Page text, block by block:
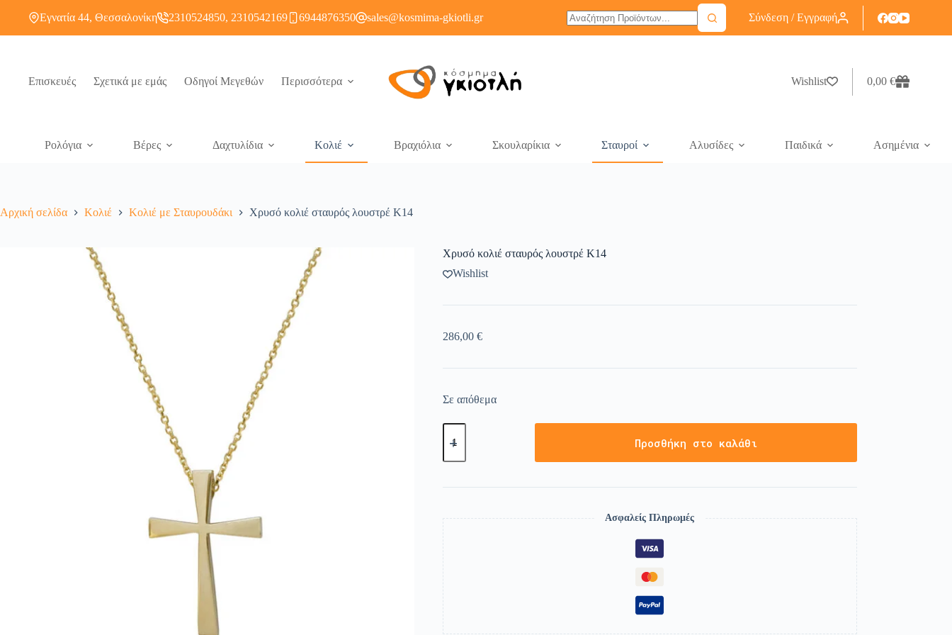
Εγνατία 44, Θεσσαλονίκη 2310524850, 2310542169 6944876350 sales@kosmima-gkiotli.gr Σύνδεση / Εγγραφή
Επισκευές Σχετικά με εμάς Οδηγοί Μεγεθών Περισσότερα Wishlist 0,00 €
Ρολόγια Βέρες Δαχτυλίδια Κολιέ Βραχιόλια Σκουλαρίκια Σταυροί Αλυσίδες Παιδικά Ασημένια
Αρχική σελίδα Κολιέ Κολιέ με Σταυρουδάκι Χρυσό κολιέ σταυρός λουστρέ Κ14
Χρυσό κολιέ σταυρός λουστρέ Κ14
Wishlist
286,00 €
Σε απόθεμα
Προσθήκη στο καλάθι
Ασφαλείς Πληρωμές